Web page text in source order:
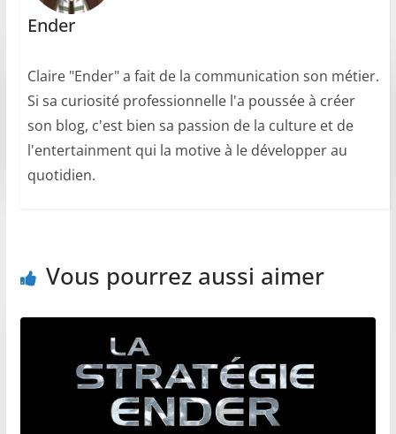
Ender
Claire "Ender" a fait de la communication son métier.
Si sa curiosité professionnelle l'a poussée à créer
son blog, c'est bien sa passion de la culture et de
l'entertainment qui la motive à le développer au
quotidien.
Vous pourrez aussi aimer